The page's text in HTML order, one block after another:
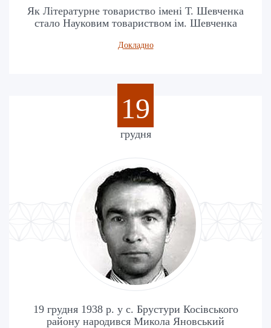
Як Літературне товариство імені Т. Шевченка
стало Науковим товариством ім. Шевченка
Докладно
19
грудня
19 грудня 1938 р. у с. Брустури Косівського
району народився Микола Яновський